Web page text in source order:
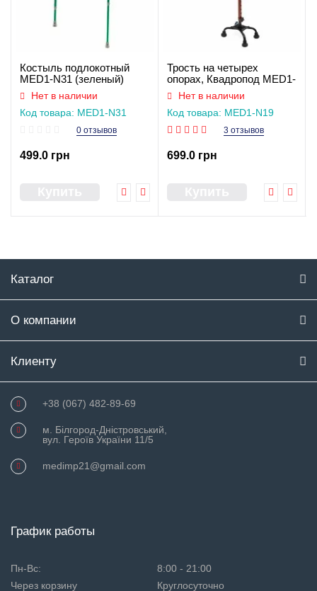
Костыль подлокотный
MED1-N31 (зеленый)
Нет в наличии
Код товара: MED1-N31
0 отзывов
499.0 грн
Трость на четырех
опорах, Квадропод MED1-
N19Нет в наличии
Код товара: MED1-N19
3 отзывов
699.0 грн
Каталог
О компании
Клиенту
+38 (067) 482-89-69
м. Білгород-Дністровський,
вул. Героїв України 11/5
medimp21@gmail.com
График работы
Пн-Вс:
8:00 - 21:00
Через корзину
Круглосуточно